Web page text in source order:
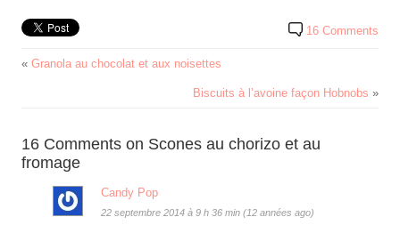
16 Comments
« Granola au chocolat et aux noisettes
Biscuits à l’avoine façon Hobnobs »
16 Comments on Scones au chorizo et au
fromage
Candy Pop
22 septembre 2014 à 9 h 36 min (12 années ago)